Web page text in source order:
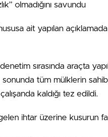
olmadığını savundu
ait yapılan açıklamada
sırasında araçta
tüm mülklerin
kaldığı tez edildi.
ihtar üzerine kusurun